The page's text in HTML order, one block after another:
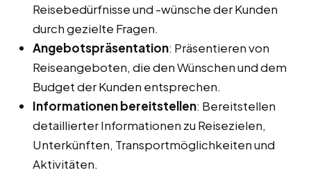
Reisebedürfnisse und -wünsche der Kunden
durch gezielte Fragen.
Angebotspräsentation: Präsentieren von
Reiseangeboten, die den Wünschen und dem
Budget der Kunden entsprechen.
Informationen bereitstellen: Bereitstellen
detaillierter Informationen zu Reisezielen,
Unterkünften, Transportmöglichkeiten und
Aktivitäten.